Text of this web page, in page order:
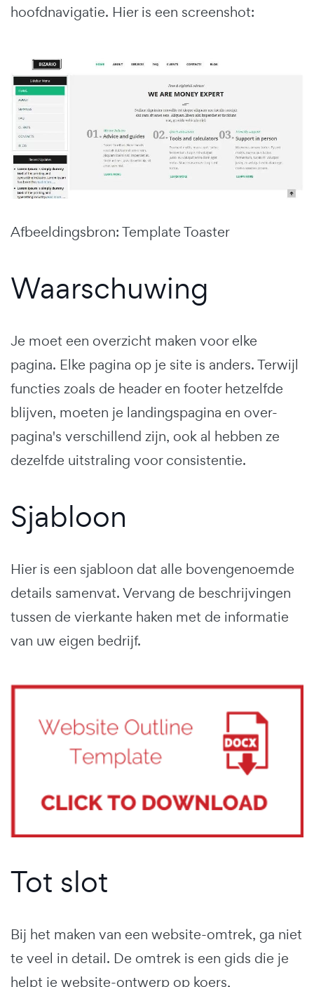
hoofdnavigatie. Hier is een screenshot:
Afbeeldingsbron: Template Toaster
Waarschuwing
Je moet een overzicht maken voor elke
pagina. Elke pagina op je site is anders. Terwijl
functies zoals de header en footer hetzelfde
blijven, moeten je landingspagina en over-
pagina's verschillend zijn, ook al hebben ze
dezelfde uitstraling voor consistentie.
Sjabloon
Hier is een sjabloon dat alle bovengenoemde
details samenvat. Vervang de beschrijvingen
tussen de vierkante haken met de informatie
van uw eigen bedrijf.
Tot slot
Bij het maken van een website-omtrek, ga niet
te veel in detail. De omtrek is een gids die je
helpt je website-ontwerp op koers,